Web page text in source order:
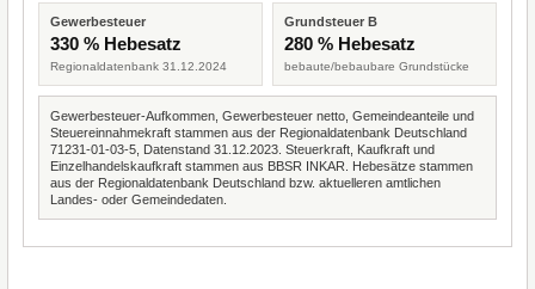
Gewerbesteuer
330 % Hebesatz
Regionaldatenbank 31.12.2024
Grundsteuer B
280 % Hebesatz
bebaute/bebaubare Grundstücke
Gewerbesteuer-Aufkommen, Gewerbesteuer netto, Gemeindeanteile und
Steuereinnahmekraft stammen aus der Regionaldatenbank Deutschland
71231-01-03-5, Datenstand 31.12.2023. Steuerkraft, Kaufkraft und
Einzelhandelskaufkraft stammen aus BBSR INKAR. Hebesätze stammen
aus der Regionaldatenbank Deutschland bzw. aktuelleren amtlichen
Landes- oder Gemeindedaten.